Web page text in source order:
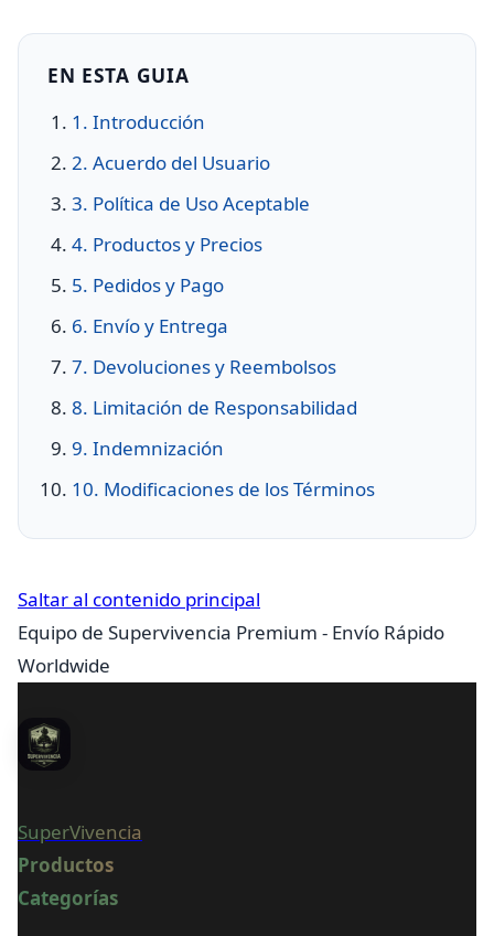
EN ESTA GUIA
1. Introducción
2. Acuerdo del Usuario
3. Política de Uso Aceptable
4. Productos y Precios
5. Pedidos y Pago
6. Envío y Entrega
7. Devoluciones y Reembolsos
8. Limitación de Responsabilidad
9. Indemnización
10. Modificaciones de los Términos
Saltar al contenido principal
Equipo de Supervivencia Premium - Envío Rápido
Worldwide
SuperVivencia
Productos
Categorías